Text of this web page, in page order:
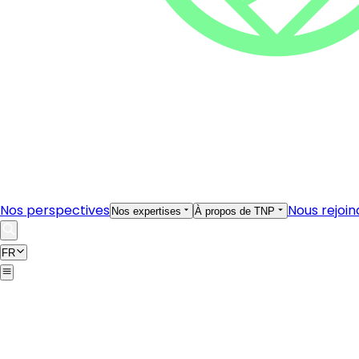
Nos perspectives Nos expertises À propos de TNP Nous
FR